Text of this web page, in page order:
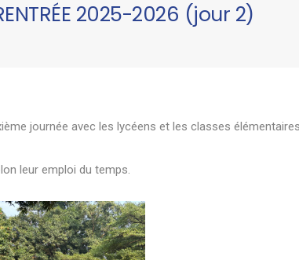
2025-2026 (jour 2)
journée avec les lycéens et les classes
leur emploi du temps.